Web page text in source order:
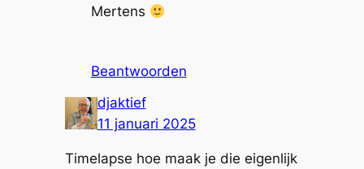
Mertens
Beantwoorden
djaktief
11 januari 2025
Timelapse hoe maak je die eigenlijk